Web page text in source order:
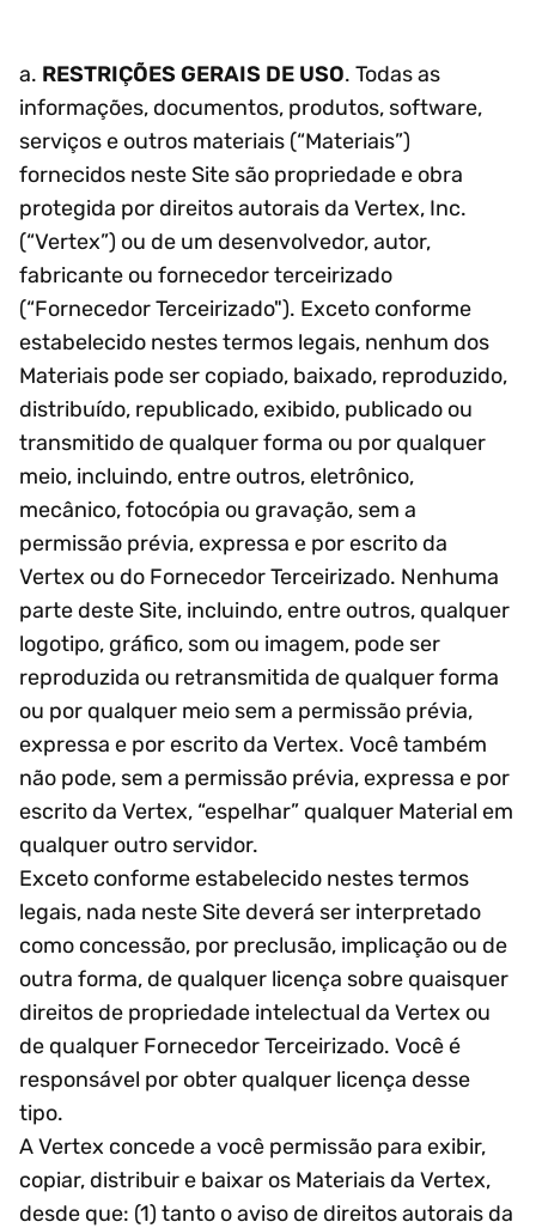
a. RESTRIÇÕES GERAIS DE USO. Todas as
informações, documentos, produtos, software,
serviços e outros materiais (“Materiais”)
fornecidos neste Site são propriedade e obra
protegida por direitos autorais da Vertex, Inc.
(“Vertex”) ou de um desenvolvedor, autor,
fabricante ou fornecedor terceirizado
(“Fornecedor Terceirizado"). Exceto conforme
estabelecido nestes termos legais, nenhum dos
Materiais pode ser copiado, baixado, reproduzido,
distribuído, republicado, exibido, publicado ou
transmitido de qualquer forma ou por qualquer
meio, incluindo, entre outros, eletrônico,
mecânico, fotocópia ou gravação, sem a
permissão prévia, expressa e por escrito da
Vertex ou do Fornecedor Terceirizado. Nenhuma
parte deste Site, incluindo, entre outros, qualquer
logotipo, gráfico, som ou imagem, pode ser
reproduzida ou retransmitida de qualquer forma
ou por qualquer meio sem a permissão prévia,
expressa e por escrito da Vertex. Você também
não pode, sem a permissão prévia, expressa e por
escrito da Vertex, “espelhar” qualquer Material em
qualquer outro servidor.
Exceto conforme estabelecido nestes termos
legais, nada neste Site deverá ser interpretado
como concessão, por preclusão, implicação ou de
outra forma, de qualquer licença sobre quaisquer
direitos de propriedade intelectual da Vertex ou
de qualquer Fornecedor Terceirizado. Você é
responsável por obter qualquer licença desse
tipo.
A Vertex concede a você permissão para exibir,
copiar, distribuir e baixar os Materiais da Vertex,
desde que: (1) tanto o aviso de direitos autorais da